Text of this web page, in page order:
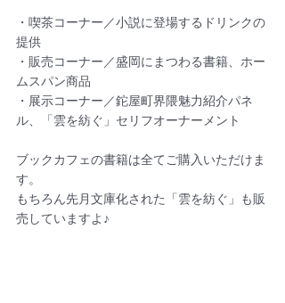
・喫茶コーナー／小説に登場するドリンクの
提供
・販売コーナー／盛岡にまつわる書籍、ホー
ムスパン商品
・展示コーナー／鉈屋町界隈魅力紹介パネ
ル、「雲を紡ぐ」セリフオーナーメント
ブックカフェの書籍は全てご購入いただけま
す。
もちろん先月文庫化された「雲を紡ぐ」も販
売していますよ♪